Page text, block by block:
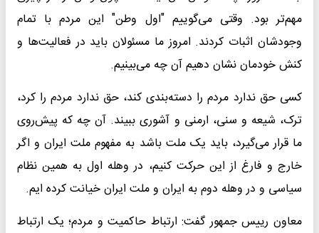
مهم‌تر بود. وقتی می‌گوییم "اول وطن" این مردم با تمام
وجودشان اثبات کردند. امروز ما مسئولان باید در فعالیت‌ها و
کنش خودمان نشان دهیم آن چه می‌بینیم.
کسی حق ندارد مردم را دسته‌بندی کند، حق ندارد مردم را کرد،
ترک، شیعه و سنی، ارمنی و آشوری ببیند. آن چه که پیش‌روی
ما قرار می‌گیرد، باید یک ملت باشد به مفهوم ملت ایران و اگر
خارج و فارغ از این حرکت کنیم، در وهله اول به همین نظام
سیاسی و در وهله دوم به ایران و ملت ایران خیانت کرده ایم.
معاون رییس جمهور گفت: ارتباط حاکمیت و مردم؛ یک ارتباط